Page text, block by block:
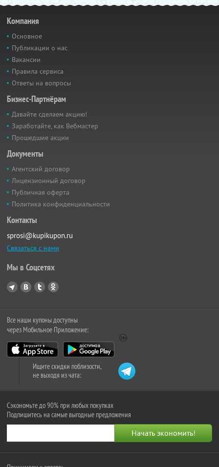
Компания
Основное
Публикации о нас
Вакансии
Правила сервиса
Ответы на вопросы
Бизнес-Партнёрам
Давайте сделаем акцию!
Заработайте, как Вебмастер
Прошедшие акции
Документы
Агентский договор
Лицензионный договор
Публичная оферта
Политика конфиденциальности
Контакты
sprosi@kupikupon.ru
Связаться с нами
Мы в Соцсетях
Все наши купоны доступны
через Мобильное Приложение:
Ищите скидки поблизости,
не выходя из чата:
Сэкономьте до 90% при любых покупках
Подпишитесь на самые выгодные предложения